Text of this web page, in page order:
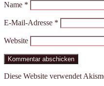
Name *
E-Mail-Adresse *
Website
Diese Website verwendet